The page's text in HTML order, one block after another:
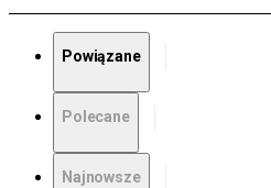
Powiązane
Polecane
Najnowsze